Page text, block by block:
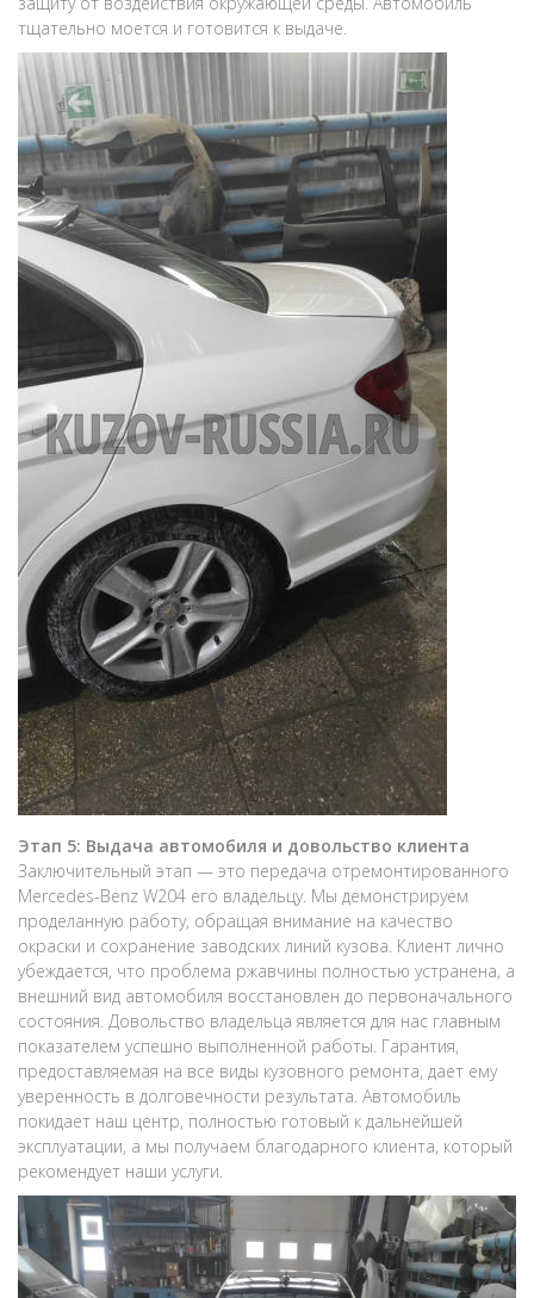
тщательно моется и готовится к выдаче.
Этап 5: Выдача автомобиля и довольство клиента
Заключительный этап — это передача отремонтированного
Mercedes-Benz W204 его владельцу. Мы демонстрируем
проделанную работу, обращая внимание на качество
окраски и сохранение заводских линий кузова. Клиент лично
убеждается, что проблема ржавчины полностью устранена, а
внешний вид автомобиля восстановлен до первоначального
состояния. Довольство владельца является для нас главным
показателем успешно выполненной работы. Гарантия,
предоставляемая на все виды кузовного ремонта, дает ему
уверенность в долговечности результата. Автомобиль
покидает наш центр, полностью готовый к дальнейшей
эксплуатации, а мы получаем благодарного клиента, который
рекомендует наши услуги.